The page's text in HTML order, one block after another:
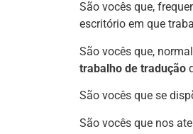
São vocês que,
escritório em que
São vocês que,
trabalho de tradução
São vocês que se
São vocês que nos